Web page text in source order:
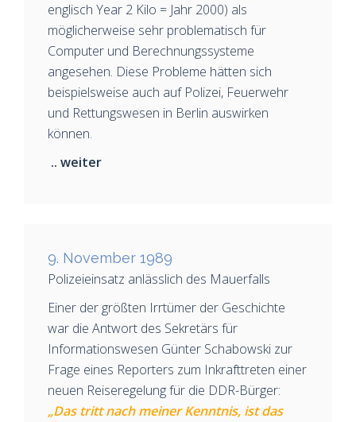
englisch Year 2 Kilo = Jahr 2000) als
möglicherweise sehr problematisch für
Computer und Berechnungssysteme
angesehen. Diese Probleme hätten sich
beispielsweise auch auf Polizei, Feuerwehr
und Rettungswesen in Berlin auswirken
können.
.. weiter
9. November 1989
Polizeieinsatz anlässlich des Mauerfalls
Einer der größten Irrtümer der Geschichte
war die Antwort des Sekretärs für
Informationswesen Günter Schabowski zur
Frage eines Reporters zum Inkrafttreten einer
neuen Reiseregelung für die DDR-Bürger:
„Das tritt nach meiner Kenntnis, ist das